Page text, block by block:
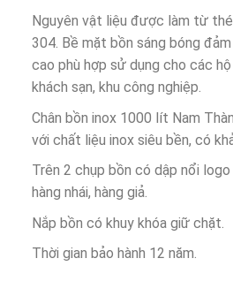
Nguyên vật liệu được làm từ
304. Bề mặt bồn sáng bóng
cao phù hợp sử dụng cho các hộ
khách sạn, khu công nghiệp.
Chân bồn inox 1000 lít Nam
với chất liệu inox siêu bền, có
Trên 2 chụp bồn có dập nổi
hàng nhái, hàng giả.
Nắp bồn có khuy khóa giữ chặt.
Thời gian bảo hành 12 năm.